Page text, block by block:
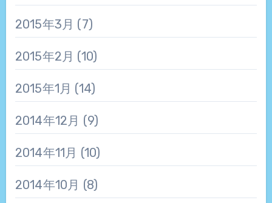
2015年3月 (7)
2015年2月 (10)
2015年1月 (14)
2014年12月 (9)
2014年11月 (10)
2014年10月 (8)